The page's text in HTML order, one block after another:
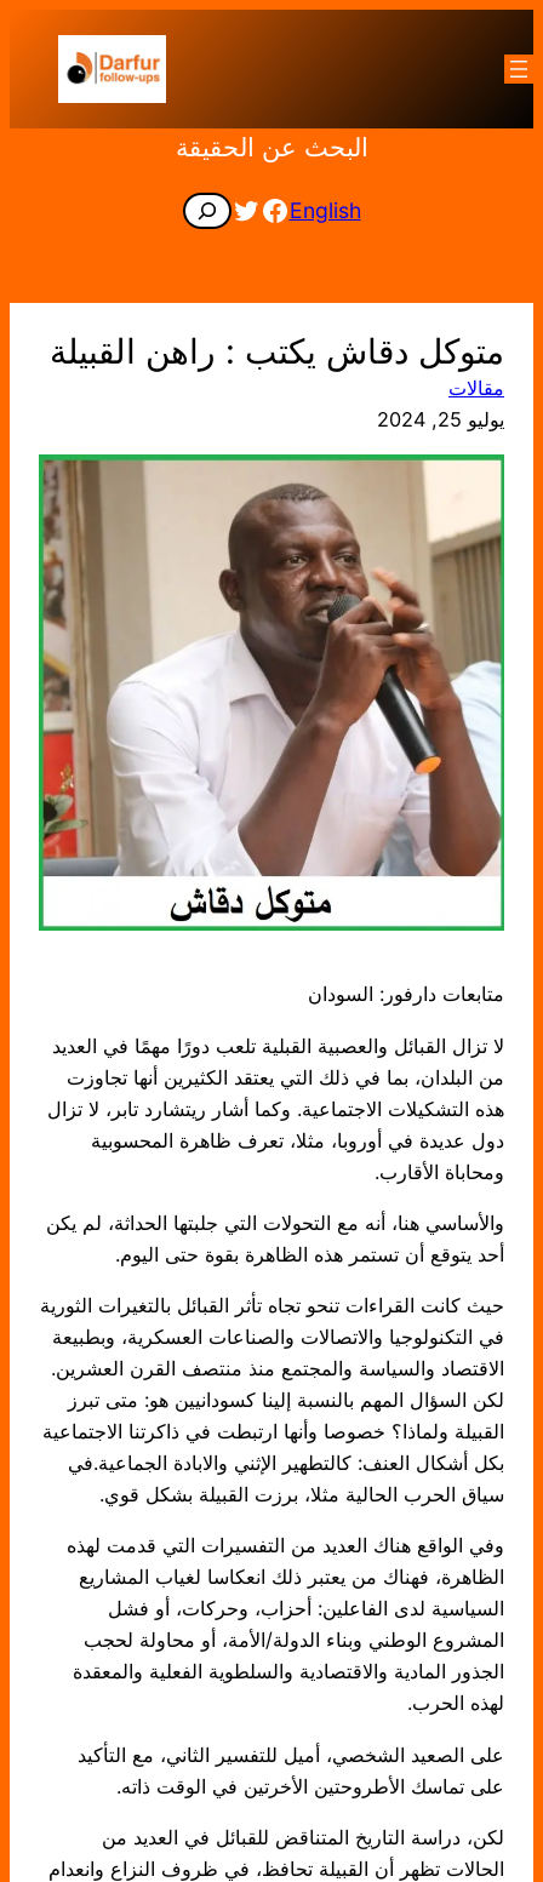
إلى
المحتوى
البحث عن الحقيقة
English
Facebook
Twitter
Search
متوكل دقاش يكتب : راهن القبيلة
مقالات
يوليو 25, 2024
متابعات دارفور: السودان
لا تزال القبائل والعصبية القبلية تلعب دورًا مهمًا في العديد
من البلدان، بما في ذلك التي يعتقد الكثيرين أنها تجاوزت
هذه التشكيلات الاجتماعية. وكما أشار ريتشارد تابر، لا تزال
دول عديدة في أوروبا، مثلا، تعرف ظاهرة المحسوبية
ومحاباة الأقارب.
والأساسي هنا، أنه مع التحولات التي جلبتها الحداثة، لم يكن
أحد يتوقع أن تستمر هذه الظاهرة بقوة حتى اليوم.
حيث كانت القراءات تنحو تجاه تأثر القبائل بالتغيرات الثورية
في التكنولوجيا والاتصالات والصناعات العسكرية، وبطبيعة
الاقتصاد والسياسة والمجتمع منذ منتصف القرن العشرين.
لكن السؤال المهم بالنسبة إلينا كسودانيين هو: متى تبرز
القبيلة ولماذا؟ خصوصا وأنها ارتبطت في ذاكرتنا الاجتماعية
بكل أشكال العنف: كالتطهير الإثني والابادة الجماعية.في
سياق الحرب الحالية مثلا، برزت القبيلة بشكل قوي.
وفي الواقع هناك العديد من التفسيرات التي قدمت لهذه
الظاهرة، فهناك من يعتبر ذلك انعكاسا لغياب المشاريع
السياسية لدى الفاعلين: أحزاب، وحركات، أو فشل
المشروع الوطني وبناء الدولة/الأمة، أو محاولة لحجب
الجذور المادية والاقتصادية والسلطوية الفعلية والمعقدة
لهذه الحرب.
على الصعيد الشخصي، أميل للتفسير الثاني، مع التأكيد
على تماسك الأطروحتين الأخرتين في الوقت ذاته.
لكن، دراسة التاريخ المتناقض للقبائل في العديد من
الحالات تظهر أن القبيلة تحافظ، في ظروف النزاع وانعدام